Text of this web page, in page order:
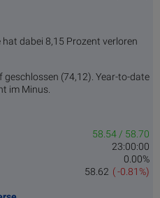
hat dabei 8,15 Prozent verloren
(74,12). Year-to-date
im Minus.
58.54 / 58.70
23:00:00
0.00%
( -0.81%)
58.62